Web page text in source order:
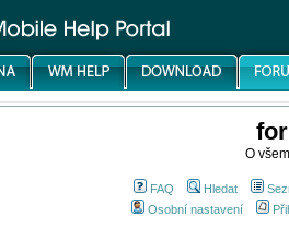
O
FAQ Hledat
Osobní nastavení